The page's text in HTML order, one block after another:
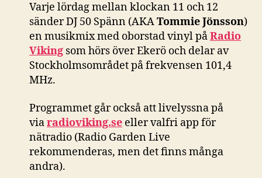
Varje lördag mellan klockan 11 och 12
sänder DJ 50 Spänn (AKATommie Jönsson)
en musikmix med oborstad vinyl påRadio
Viking som hörs över Ekerö och delar av
Stockholmsområdet på frekvensen 101,4
MHz.
Programmet går också att livelyssna på
viaradioviking.se eller valfri app för
nätradio (Radio Garden Live
rekommenderas, men det finns många
andra).